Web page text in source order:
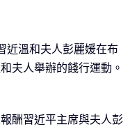
近溫和夫人彭麗媛在布
夫人舉辦的餞行運動。
酬習近平主席與夫人彭